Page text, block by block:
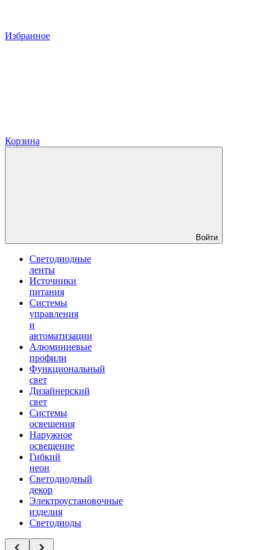
Избранное
Корзина
Войти
Светодиодные
ленты
Источники
питания
Системы
управления
и
автоматизации
Алюминиевые
профили
Функциональный
свет
Дизайнерский
свет
Системы
освещения
Наружное
освещение
Гибкий
неон
Светодиодный
декор
Электроустановочные
изделия
Светодиоды